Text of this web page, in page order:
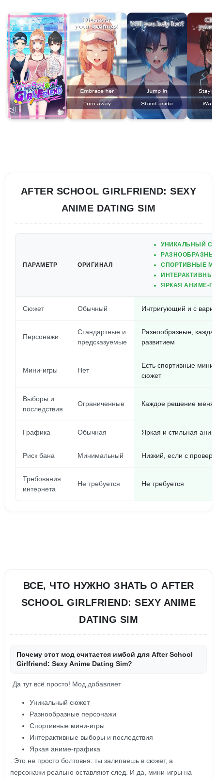
AFTER SCHOOL GIRLFRIEND: SEXY
ANIME DATING SIM
ПАРАМЕТР ОРИГИНАЛ
УНИКАЛЬНЫЙ
СПОРТИВНЫЕ
ЯРКАЯ АНИМЕ-
Сюжет Обычный Интригующий и с
Персонажи
Стандартные и
предсказуемые
Разнообразные,
развитием
Мини-игры Нет
Есть спортивные
сюжет
Выборы и
последствия
Ограниченные Каждое решение
Графика Обычная Яркая и стильная
Риск бана Минимальный Низкий, если с
Требования
интернета
Не требуется Не требуется
ВСЕ, ЧТО НУЖНО ЗНАТЬ О AFTER
SCHOOL GIRLFRIEND: SEXY ANIME
DATING SIM
Почему этот мод считается имбой для After School
Girlfriend: Sexy Anime Dating Sim?
Да тут всё просто! Мод добавляет
Уникальный сюжет
Разнообразные персонажи
Спортивные мини-игры
Интерактивные выборы и последствия
Яркая аниме-графика
. Это не просто болтовня: ты залипаешь в сюжет, а
персонажи реально оставляют след. И да, мини-игры на